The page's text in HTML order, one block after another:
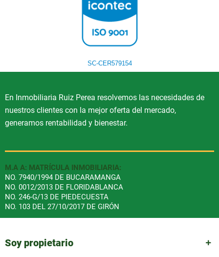
SC-CER579154
En Inmobiliaria Ruiz Perea resolvemos las necesidades de
nuestros clientes con la mejor oferta del mercado,
generamos rentabilidad y bienestar.
M.A A: MATRÍCULA INMOBILIARIA:
NO. 7940/1994 DE BUCARAMANGA
NO. 0012/2013 DE FLORIDABLANCA
NO. 246-G/13 DE PIEDECUESTA
NO. 103 DEL 27/10/2017 DE GIRÓN
Soy propietario